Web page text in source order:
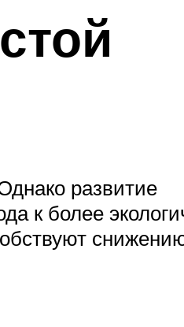
развитие
к более